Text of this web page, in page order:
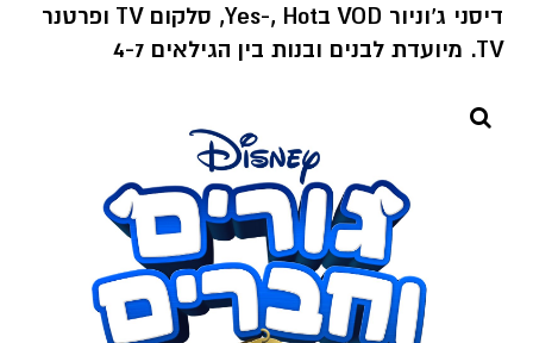
דיסני ג'וניור VOD ב Yes-, Hot , סלקוםTV ופרטנר
TV. מיועדת לבנים ובנות בין הגילאים 4-7